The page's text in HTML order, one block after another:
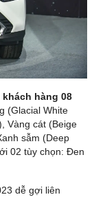
khách hàng 08
(Glacial White
Vàng cát (Beige
sẫm (Deep
02 tùy chọn: Đen
dễ gợi liên